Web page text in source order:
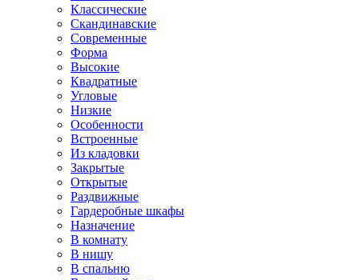
Классические
Скандинавские
Современные
Форма
Высокие
Квадратные
Угловые
Низкие
Особенности
Встроенные
Из кладовки
Закрытые
Открытые
Раздвижные
Гардеробные шкафы
Назначение
В комнату
В нишу
В спальню